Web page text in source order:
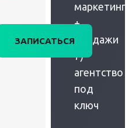
ЗАПИСАТЬСЯ
маркетинг
+
продажи
7)
агентство
под
ключ